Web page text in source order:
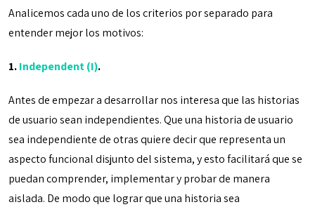
Analicemos cada uno de los criterios por separado para
entender mejor los motivos:
1.Independent (I).
Antes de empezar a desarrollar nos interesa que las historias
de usuario sean independientes. Que una historia de usuario
sea independiente de otras quiere decir que representa un
aspecto funcional disjunto del sistema, y esto facilitará que se
puedan comprender, implementar y probar de manera
aislada. De modo que lograr que una historia sea